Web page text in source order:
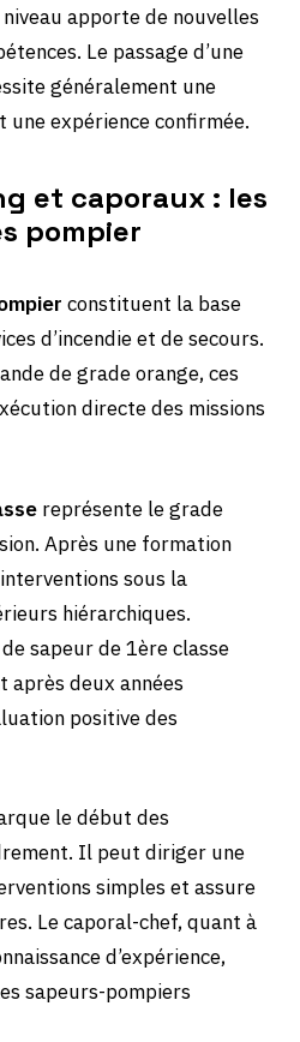
apporte de nouvelles
Le passage d’une
généralement une
expérience confirmée.
et caporaux : les
pompier
constituent la base
d’incendie et de secours.
de grade orange, ces
directe des missions
représente le grade
Après une formation
sous la
hiérarchiques.
sapeur de 1ère classe
après deux années
positive des
le début des
Il peut diriger une
simples et assure
Le caporal-chef, quant à
d’expérience,
sapeurs-pompiers